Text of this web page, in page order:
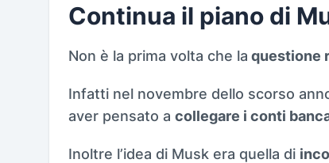
Continua il piano di
Non è la prima volta che la questione
Infatti nel novembre dello scorso
aver pensato a collegare i conti
Inoltre l’idea di Musk era quella di